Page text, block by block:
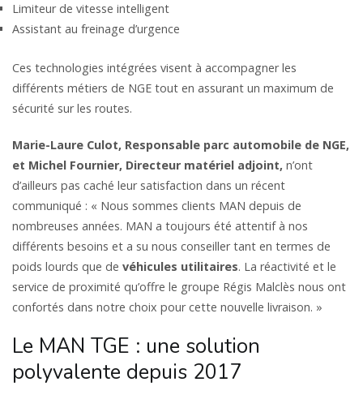
Limiteur de vitesse intelligent
Assistant au freinage d’urgence
Ces technologies intégrées visent à accompagner les
différents métiers de NGE tout en assurant un maximum de
sécurité sur les routes.
Marie-Laure Culot, Responsable parc automobile de NGE,
et Michel Fournier, Directeur matériel adjoint, n’ont
d’ailleurs pas caché leur satisfaction dans un récent
communiqué : « Nous sommes clients MAN depuis de
nombreuses années. MAN a toujours été attentif à nos
différents besoins et a su nous conseiller tant en termes de
poids lourds que de véhicules utilitaires. La réactivité et le
service de proximité qu’offre le groupe Régis Malclès nous ont
confortés dans notre choix pour cette nouvelle livraison. »
Le MAN TGE : une solution
polyvalente depuis 2017